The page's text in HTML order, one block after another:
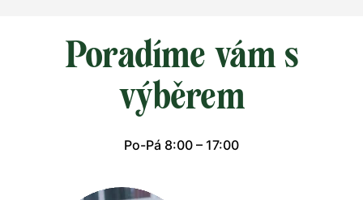
Poradíme vám s
výběrem
Po-Pá 8:00 – 17:00